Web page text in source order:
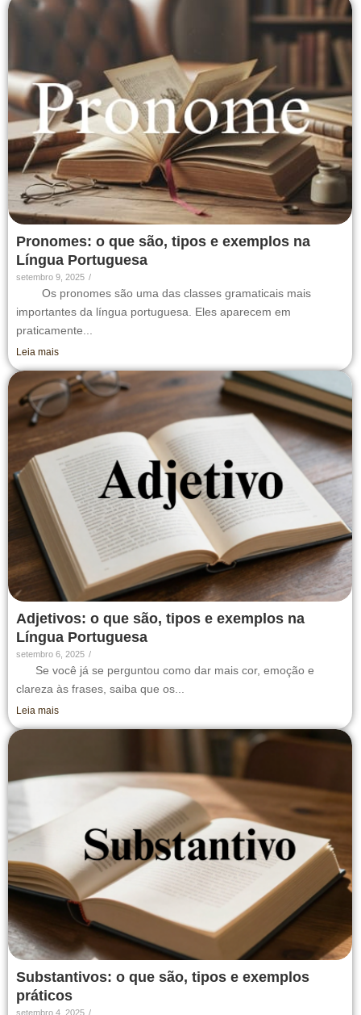
Pronomes: o que são, tipos e exemplos na
Língua Portuguesa
setembro 9, 2025 /
Os pronomes são uma das classes gramaticais mais
importantes da língua portuguesa. Eles aparecem em
praticamente...
Leia mais
Adjetivos: o que são, tipos e exemplos na
Língua Portuguesa
setembro 6, 2025 /
Se você já se perguntou como dar mais cor, emoção e
clareza às frases, saiba que os...
Leia mais
Substantivos: o que são, tipos e exemplos
práticos
setembro 4, 2025 /